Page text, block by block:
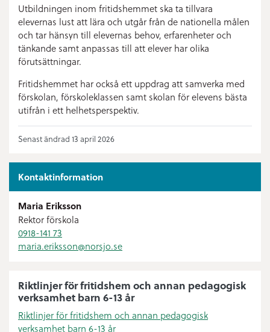
Utbildningen inom fritidshemmet ska ta tillvara
elevernas lust att lära och utgår från de nationella målen
och tar hänsyn till elevernas behov, erfarenheter och
tänkande samt anpassas till att elever har olika
förutsättningar.
Fritidshemmet har också ett uppdrag att samverka med
förskolan, förskoleklassen samt skolan för elevens bästa
utifrån i ett helhetsperspektiv.
Senast ändrad 13 april 2026
Kontaktinformation
Maria Eriksson
Rektor förskola
0918-141 73
maria.eriksson@norsjo.se
Riktlinjer för fritidshem och annan pedagogisk
verksamhet barn 6-13 år
Riktlinjer för fritidshem och annan pedagogisk
verksamhet barn 6-13 år